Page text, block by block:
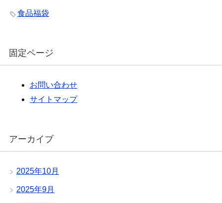
食品福袋
固定ページ
お問い合わせ
サイトマップ
アーカイブ
2025年10月
2025年9月